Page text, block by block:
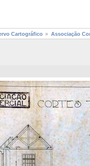
Cartográfico Associação